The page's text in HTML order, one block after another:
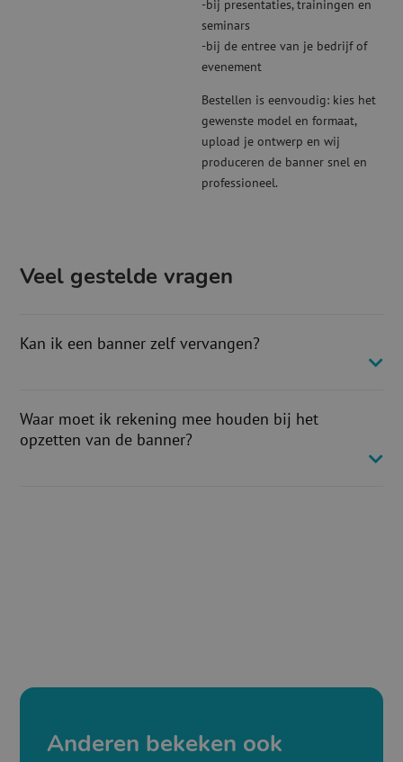
-bij presentaties, trainingen en
seminars
-bij de entree van je bedrijf of
evenement
Bestellen is eenvoudig: kies het
gewenste model en formaat,
upload je ontwerp en wij
produceren de banner snel en
professioneel.
Veel gestelde vragen
Kan ik een banner zelf vervangen?
Waar moet ik rekening mee houden bij het
opzetten van de banner?
Anderen bekeken ook